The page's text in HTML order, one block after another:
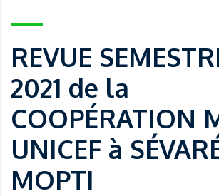
REVUE
2021 de la
COOPÉRATION
UNICEF à
MOPTI